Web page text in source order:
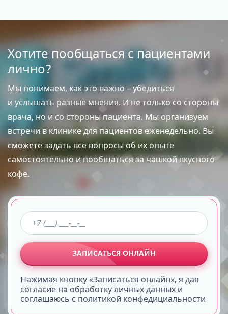
Хотите пообщаться с пациентами
лично?
Мы понимаем, как это важно – убедиться
и услышать разные мнения. И не только со стороны
врача, но и со стороны пациента. Мы организуем
встречи в клинике для пациентов еженедельно. Вы
сможете задать все вопросы об их опыте
самостоятельно и пообщаться за чашкой вкусного
кофе.
ЗАПИСАТЬСЯ ОНЛАЙН
Нажимая кнопку «Записаться онлайн», я дая
согласие на обработку личных данных и
соглашаюсь с политикой конфедициальности